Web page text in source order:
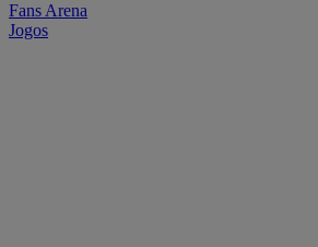
Fans Arena
Jogos